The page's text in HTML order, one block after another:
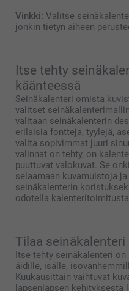
Vinkki: Valitse
jonkin tietyn aiheen
Itse tehty
käänteessä
Seinäkalenteri omista
valitset
valitaan seinäkalenterin
erilaisia fontteja, tyylejä,
valita sopivimmat juuri
valinnat on tehty, on
puuttuvat valokuvat. Se
selaamaan kuvamuistoja
seinäkalenterin
odotella
Tilaa
Itse tehty seinäkalenteri
äidille, isälle,
Kuukausittain vaihtuvat
lapsenlapsen kehityksestä